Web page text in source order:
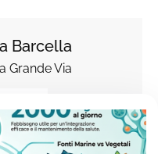
Barcella
Grande Via